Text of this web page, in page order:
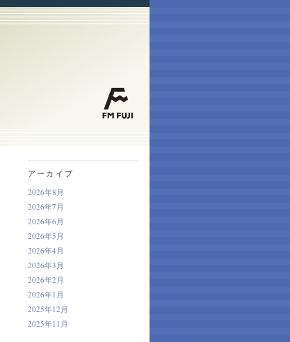
アーカイブ
2026年8月
2026年7月
2026年6月
2026年5月
2026年4月
2026年3月
2026年2月
2026年1月
2025年12月
2025年11月